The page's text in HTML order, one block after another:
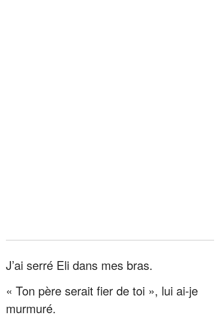
J’ai serré Eli dans mes bras.
« Ton père serait fier de toi », lui ai-je
murmuré.